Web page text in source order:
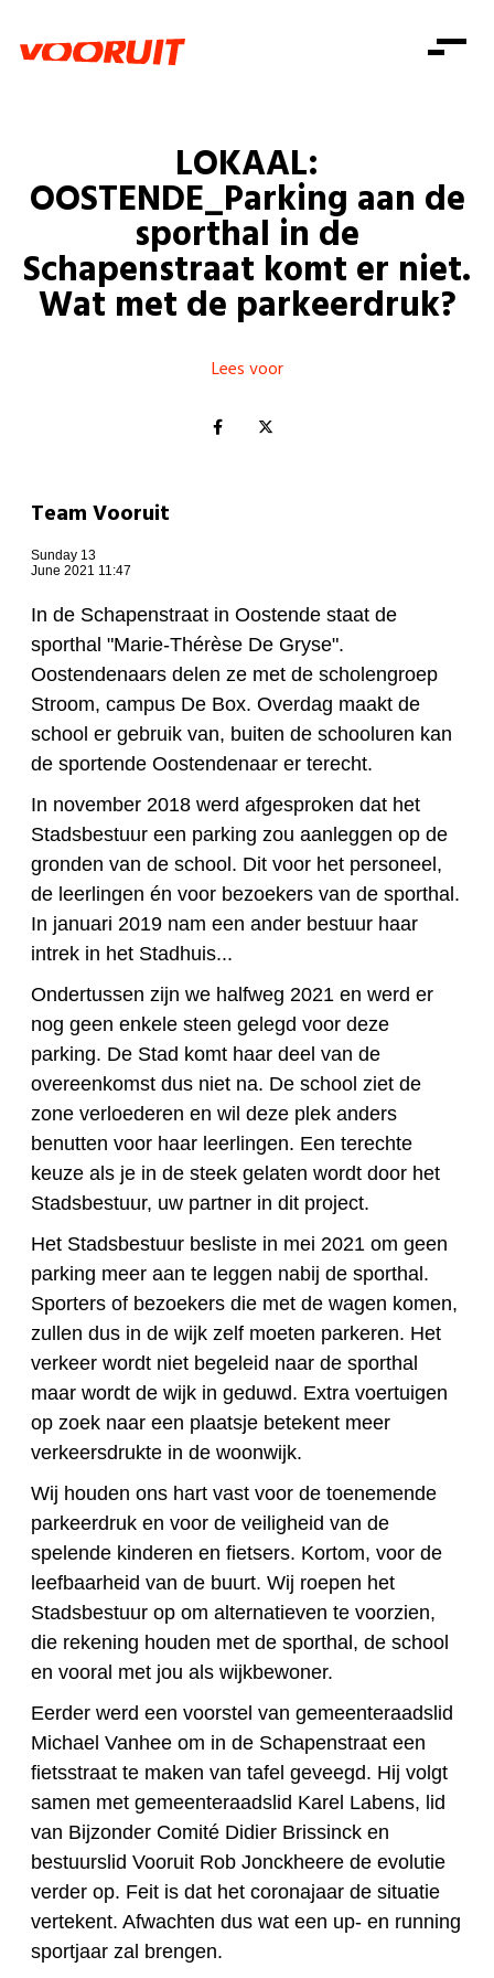
Zorg
Gelijke kansen
Welzijn
Consumentenbescherming
Pensioenen
Onze mensen
Standpunten
Vacatures
Doe mee
Doe mee
Word lid
Mis niets
Shop
Zoeken
Login
Login
Doe mee
LOKAAL:
OOSTENDE_Parking aan de
sporthal in de
Schapenstraat komt er niet.
Wat met de parkeerdruk?
Lees voor
Team Vooruit
Sunday 13
June 2021 11:47
In de Schapenstraat in Oostende staat de
sporthal "Marie-Thérèse De Gryse".
Oostendenaars delen ze met de scholengroep
Stroom, campus De Box. Overdag maakt de
school er gebruik van, buiten de schooluren kan
de sportende Oostendenaar er terecht.
In november 2018 werd afgesproken dat het
Stadsbestuur een parking zou aanleggen op de
gronden van de school. Dit voor het personeel,
de leerlingen én voor bezoekers van de sporthal.
In januari 2019 nam een ander bestuur haar
intrek in het Stadhuis...
Ondertussen zijn we halfweg 2021 en werd er
nog geen enkele steen gelegd voor deze
parking. De Stad komt haar deel van de
overeenkomst dus niet na. De school ziet de
zone verloederen en wil deze plek anders
benutten voor haar leerlingen. Een terechte
keuze als je in de steek gelaten wordt door het
Stadsbestuur, uw partner in dit project.
Het Stadsbestuur besliste in mei 2021 om geen
parking meer aan te leggen nabij de sporthal.
Sporters of bezoekers die met de wagen komen,
zullen dus in de wijk zelf moeten parkeren. Het
verkeer wordt niet begeleid naar de sporthal
maar wordt de wijk in geduwd. Extra voertuigen
op zoek naar een plaatsje betekent meer
verkeersdrukte in de woonwijk.
Wij houden ons hart vast voor de toenemende
parkeerdruk en voor de veiligheid van de
spelende kinderen en fietsers. Kortom, voor de
leefbaarheid van de buurt. Wij roepen het
Stadsbestuur op om alternatieven te voorzien,
die rekening houden met de sporthal, de school
en vooral met jou als wijkbewoner.
Eerder werd een voorstel van gemeenteraadslid
Michael Vanhee om in de Schapenstraat een
fietsstraat te maken van tafel geveegd. Hij volgt
samen met gemeenteraadslid Karel Labens, lid
van Bijzonder Comité Didier Brissinck en
bestuurslid Vooruit Rob Jonckheere de evolutie
verder op. Feit is dat het coronajaar de situatie
vertekent. Afwachten dus wat een up- en running
sportjaar zal brengen.